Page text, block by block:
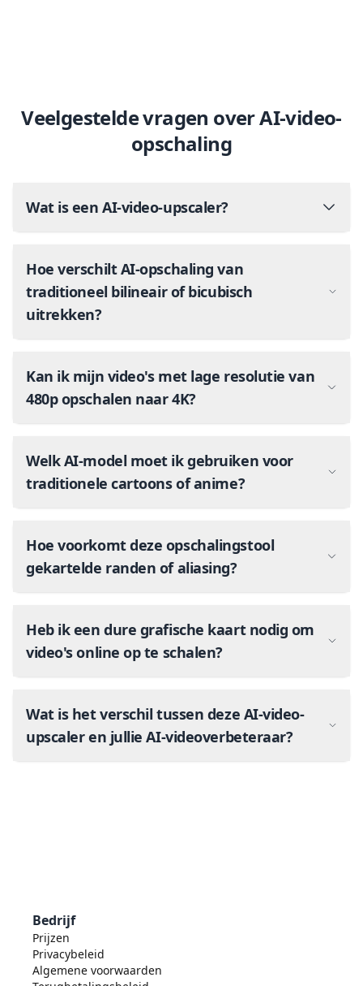
Veelgestelde vragen over AI-video-
opschaling
Wat is een AI-video-upscaler?
Hoe verschilt AI-opschaling van
traditioneel bilineair of bicubisch
uitrekken?
Kan ik mijn video's met lage resolutie van
480p opschalen naar 4K?
Welk AI-model moet ik gebruiken voor
traditionele cartoons of anime?
Hoe voorkomt deze opschalingstool
gekartelde randen of aliasing?
Heb ik een dure grafische kaart nodig om
video's online op te schalen?
Wat is het verschil tussen deze AI-video-
upscaler en jullie AI-videoverbeteraar?
Bedrijf
Prijzen
Privacybeleid
Algemene voorwaarden